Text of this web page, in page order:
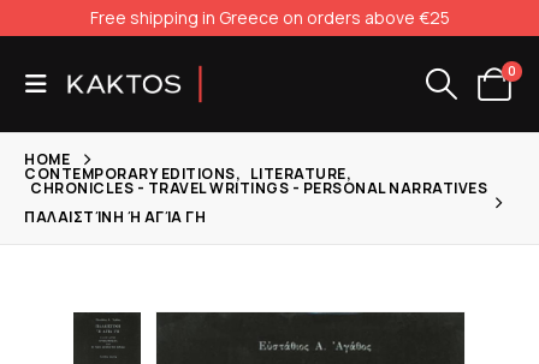
Free shipping in Greece on orders above €25
0
HOME
CONTEMPORARY EDITIONS, LITERATURE,
CHRONICLES - TRAVEL WRITINGS - PERSONAL NARRATIVES
ΠΑΛΑΙΣΤΊΝΗ Ή ΑΓΊΑ ΓΗ